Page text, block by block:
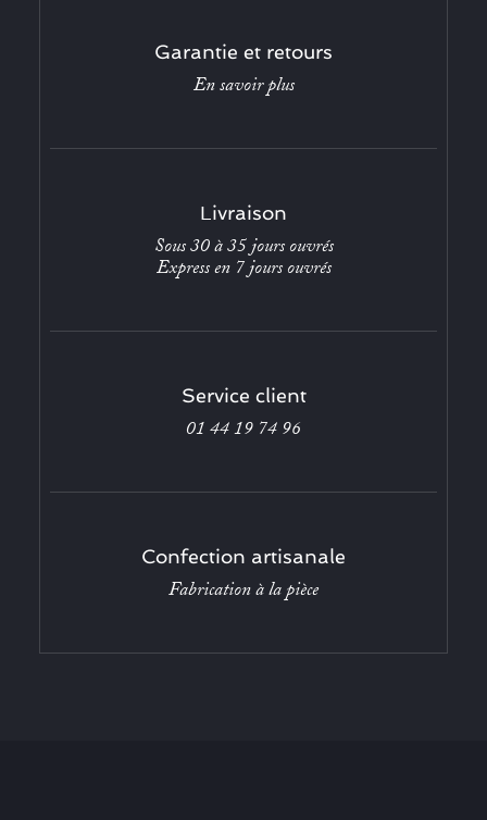
Garantie et retours
En savoir plus
Livraison
Sous 30 à 35 jours ouvrés
Express en 7 jours ouvrés
Service client
01 44 19 74 96
Confection artisanale
Fabrication à la pièce